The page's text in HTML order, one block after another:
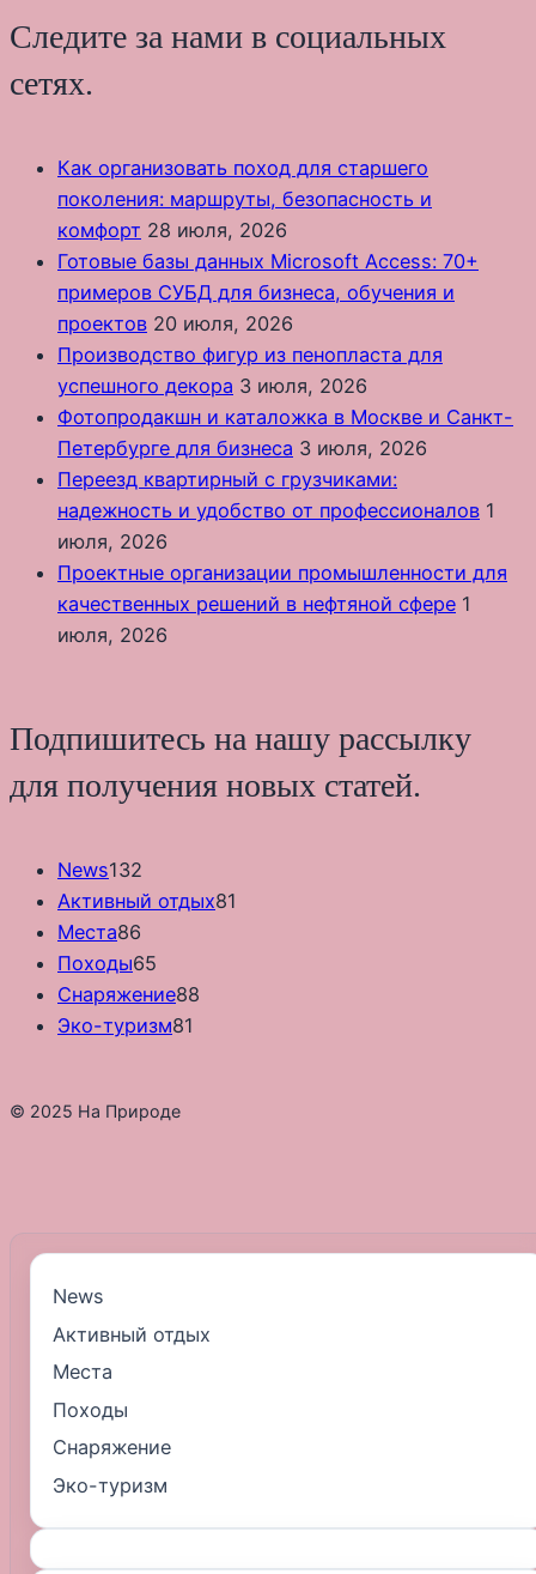
Следите за нами в социальных
сетях.
Как организовать поход для старшего
поколения: маршруты, безопасность и
комфорт 28 июля, 2026
Готовые базы данных Microsoft Access: 70+
примеров СУБД для бизнеса, обучения и
проектов 20 июля, 2026
Производство фигур из пенопласта для
успешного декора 3 июля, 2026
Фотопродакшн и каталожка в Москве и Санкт-
Петербурге для бизнеса 3 июля, 2026
Переезд квартирный с грузчиками:
надежность и удобство от профессионалов 1
июля, 2026
Проектные организации промышленности для
качественных решений в нефтяной сфере 1
июля, 2026
Подпишитесь на нашу рассылку
для получения новых статей.
News132
Активный отдых81
Места86
Походы65
Снаряжение88
Эко-туризм81
© 2025 На Природе
News
Активный отдых
Места
Походы
Снаряжение
Эко-туризм